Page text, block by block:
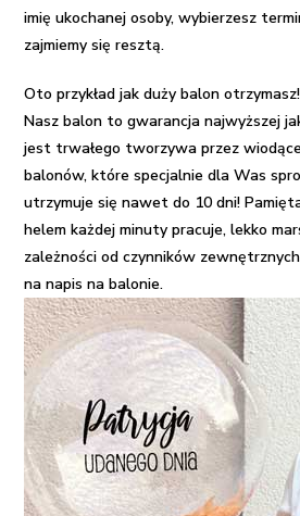
imię ukochanej osoby, wybierzesz
zajmiemy się resztą.
Oto przykład jak duży balon otrzymasz!
Nasz balon to gwarancja najwyższej
jest trwałego tworzywa przez
balonów, które specjalnie dla Was
utrzymuje się nawet do 10 dni!
helem każdej minuty pracuje, lekko
zależności od czynników
na napis na balonie.